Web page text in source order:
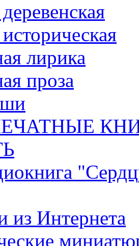
лирика
проза
из Интернета